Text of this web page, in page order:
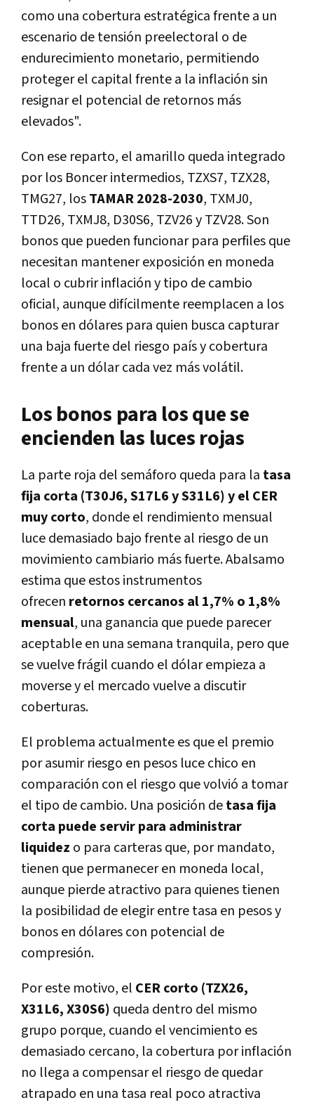
como una cobertura estratégica frente a un
escenario de tensión preelectoral o de
endurecimiento monetario, permitiendo
proteger el capital frente a la inflación sin
resignar el potencial de retornos más
elevados".
Con ese reparto, el amarillo queda integrado
por los Boncer intermedios, TZXS7, TZX28,
TMG27, losTAMAR 2028-2030, TXMJ0,
TTD26, TXMJ8, D30S6, TZV26 y TZV28. Son
bonos que pueden funcionar para perfiles que
necesitan mantener exposición en moneda
local o cubrir inflación y tipo de cambio
oficial, aunque difícilmente reemplacen a los
bonos en dólares para quien busca capturar
una baja fuerte del riesgo país y cobertura
frente a un dólar cada vez más volátil.
Los bonos para los que se
encienden las luces rojas
La parte roja del semáforo queda para la tasa
fija corta (T30J6, S17L6 y S31L6) y el CER
muy corto, donde el rendimiento mensual
luce demasiado bajo frente al riesgo de un
movimiento cambiario más fuerte. Abalsamo
estima que estos instrumentos
ofrecen retornos cercanos al 1,7% o 1,8%
mensual, una ganancia que puede parecer
aceptable en una semana tranquila, pero que
se vuelve frágil cuando el dólar empieza a
moverse y el mercado vuelve a discutir
coberturas.
El problema actualmente es que el premio
por asumir riesgo en pesos luce chico en
comparación con el riesgo que volvió a tomar
el tipo de cambio. Una posición detasa fija
corta puede servir para administrar
liquidez o para carteras que, por mandato,
tienen que permanecer en moneda local,
aunque pierde atractivo para quienes tienen
la posibilidad de elegir entre tasa en pesos y
bonos en dólares con potencial de
compresión.
Por este motivo, el CER corto (TZX26,
X31L6, X30S6) queda dentro del mismo
grupo porque, cuando el vencimiento es
demasiado cercano, la cobertura por inflación
no llega a compensar el riesgo de quedar
atrapado en una tasa real poco atractiva